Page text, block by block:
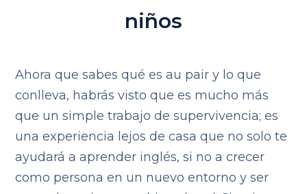
niños
Ahora que sabes qué es au pair y lo que
conlleva, habrás visto que es mucho más
que un simple trabajo de supervivencia; es
una experiencia lejos de casa que no solo te
ayudará a aprender inglés, si no a crecer
como persona en un nuevo entorno y ser